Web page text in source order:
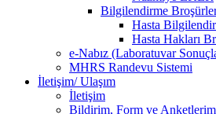
Bilgilendirme
Hasta
Hasta Hakları
e-Nabız (Laboratuvar
MHRS Randevu Sistemi
İletişim/ Ulaşım
İletişim
Bildirim, Form ve